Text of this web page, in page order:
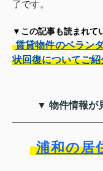
了です。
▼この記事も読まれて
賃貸物件のベラン
状回復についてご紹
▼ 物件情報が
浦和の居